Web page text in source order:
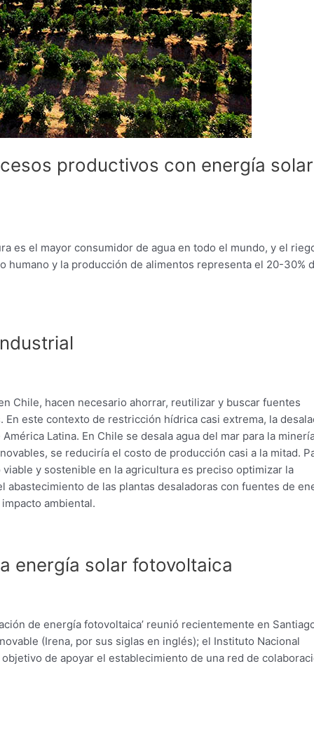
productivos con energía solar
es el mayor consumidor de agua en todo el mundo, y el
humano y la producción de alimentos representa el 20-30%
Chile, hacen necesario ahorrar, reutilizar y buscar fuentes
este contexto de restricción hídrica casi extrema, la
Latina. En Chile se desala agua del mar para la
se reduciría el costo de producción casi a la mitad.
y sostenible en la agricultura es preciso optimizar la
de las plantas desaladoras con fuentes de
ambiental.
energía solar fotovoltaica
de energía fotovoltaica’ reunió recientemente en
(Irena, por sus siglas en inglés); el Instituto Nacional
de apoyar el establecimiento de una red de